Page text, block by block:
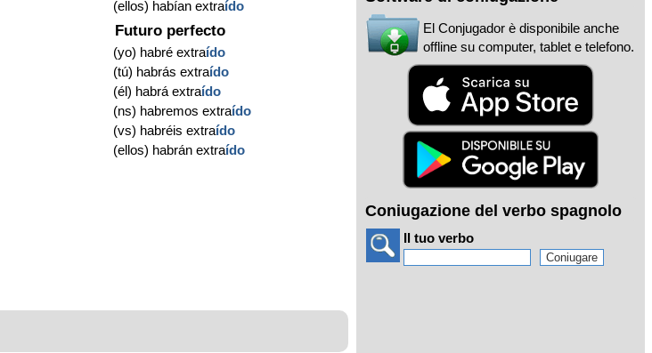
(ellos) habían extraído
Futuro perfecto
(yo) habré extraído
(tú) habrás extraído
(él) habrá extraído
(ns) habremos extraído
(vs) habréis extraído
(ellos) habrán extraído
El Conjugador è disponibile anche
offline su computer, tablet e telefono.
Coniugazione del verbo spagnolo
Il tuo verbo